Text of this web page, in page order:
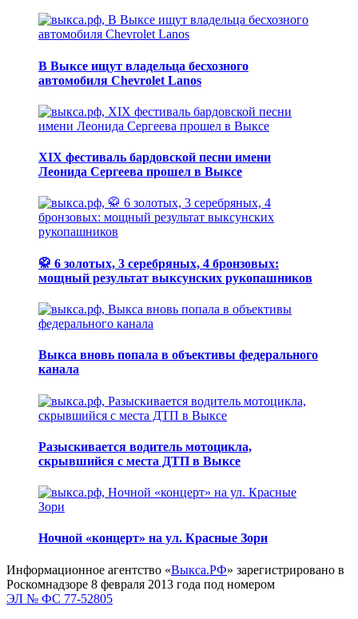
В Выксе ищут владельца бесхозного
автомобиля Chevrolet Lanos
XIX фестиваль бардовской песни имени
Леонида Сергеева прошел в Выксе
🥋 6 золотых, 3 серебряных, 4 бронзовых:
мощный результат выксунских рукопашников
Выкса вновь попала в объективы федерального
канала
Разыскивается водитель мотоцикла,
скрывшийся с места ДТП в Выксе
Ночной «концерт» на ул. Красные Зори
Информационное агентство «Выкса.РФ» зарегистрировано в
Роскомнадзоре 8 февраля 2013 года под номером
ЭЛ № ФС 77-52805